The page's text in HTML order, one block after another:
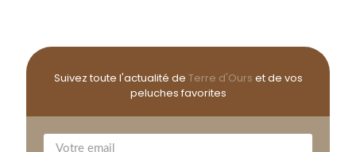
Suivez toute l'actualité de Terre d'Ours et de vos
peluches favorites